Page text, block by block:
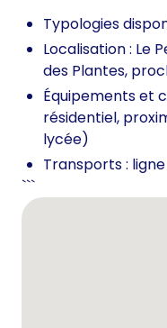
Typologies
Localisation : Le
des Plantes,
Équipements et
résidentiel,
lycée)
Transports : ligne
```